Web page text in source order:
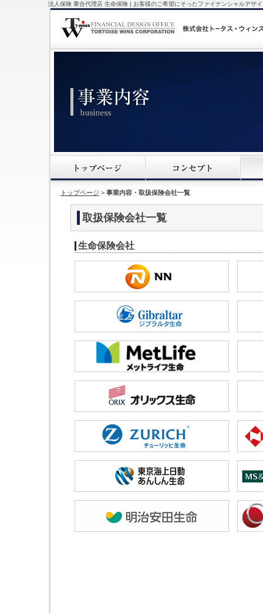
法人保険 乗合代理店 生命保険 | お客様のご希望にそったファイナンシャルデザ
トップページ > 事業内容・取扱保険会社一覧
取扱保険会社一覧
生命保険会社